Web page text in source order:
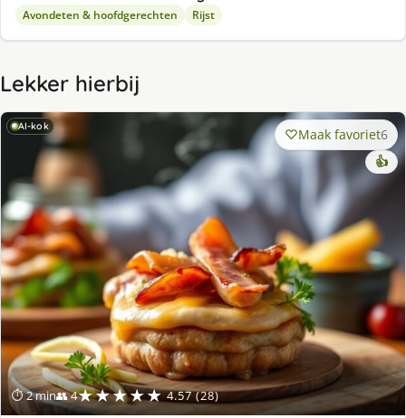
Avondeten & hoofdgerechten Rijst
Lekker hierbij
AI-kok
⏱ 2 min👥 4★★★★★ 4.57 (28)
Maak favoriet6
👍